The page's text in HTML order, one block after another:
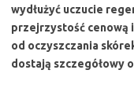
wydłużyć uczucie
przejrzystość cenową
od oczyszczania
dostają szczegółowy